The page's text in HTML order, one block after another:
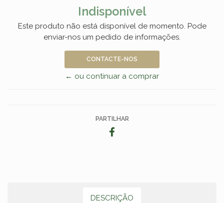
Indisponível
Este produto não está disponível de momento. Pode
enviar-nos um pedido de informações.
CONTACTE-NOS
← ou continuar a comprar
PARTILHAR
DESCRIÇÃO